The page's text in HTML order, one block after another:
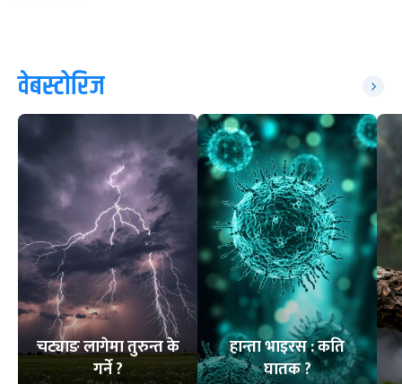
वेबस्टोरिज
चट्याङ लागेमा तुरुन्त के
गर्ने ?
हान्ता भाइरस : कति
घातक ?